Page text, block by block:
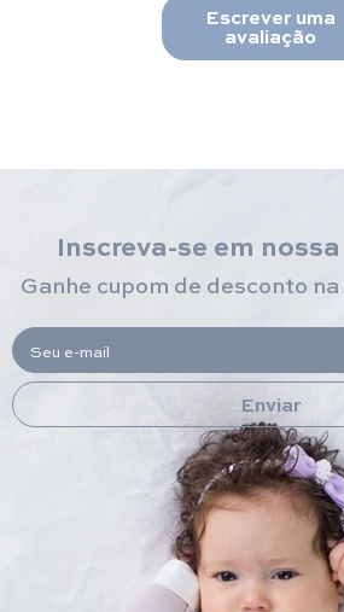
Escrever uma
avaliação
Inscreva-se em
Ganhe cupom de desconto
Seu e-mail
Enviar